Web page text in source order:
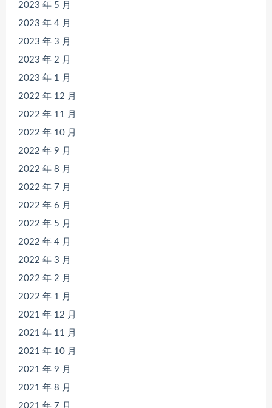
2023 年 5 月
2023 年 4 月
2023 年 3 月
2023 年 2 月
2023 年 1 月
2022 年 12 月
2022 年 11 月
2022 年 10 月
2022 年 9 月
2022 年 8 月
2022 年 7 月
2022 年 6 月
2022 年 5 月
2022 年 4 月
2022 年 3 月
2022 年 2 月
2022 年 1 月
2021 年 12 月
2021 年 11 月
2021 年 10 月
2021 年 9 月
2021 年 8 月
2021 年 7 月